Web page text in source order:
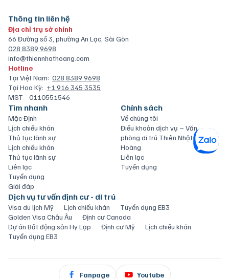
Thông tin liên hệ
Địa chỉ trụ sở chính
66 Đường số 3, phường An Lạc, Sài Gòn
028 8389 9698
info@thiennhathoang.com
Hotline
Tại Việt Nam: 028 8389 9698
Tại Hoa Kỳ: +1 916 345 3535
MST: 0110551546
Tìm nhanh
Mặc Định
Lịch chiếu khán
Thủ tục lãnh sự
Lịch chiếu khán
Thủ tục lãnh sự
Liên lạc
Tuyển dụng
Giải đáp
Chính sách
Về chúng tôi
Điều khoản dịch vụ – Văn
phòng di trú Thiên Nhật
Hoàng
Liên lạc
Tuyển dụng
Dịch vụ tư vấn định cư - di trú
Visa du lịch Mỹ Lịch chiếu khán
Tuyển dụng EB3
Golden Visa Châu Âu
Định cư Canada
Dự án Bất động sản Hy Lạp
Định cư Mỹ
Lịch chiếu khán
Tuyển dụng EB3
Fanpage Youtube